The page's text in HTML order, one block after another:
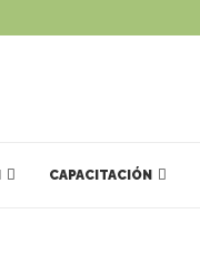
CAPACITACIÓN